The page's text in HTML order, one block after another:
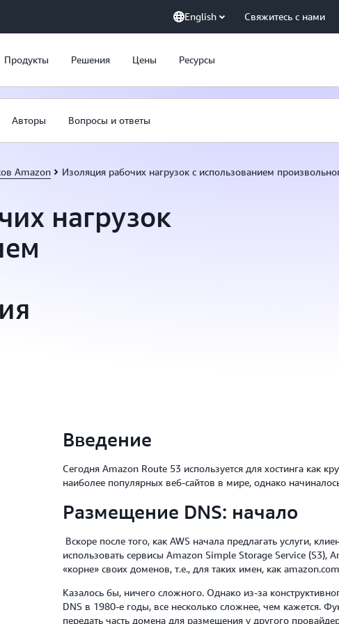
English Свяжитесь с нами
Продукты Решения Цены Ресурсы
Авторы Вопросы и ответы
Amazon Изоляция рабочих нагрузок с использованием
нагрузок
Введение
Сегодня Amazon Route 53 используется для хостинга как
наиболее популярных веб-сайтов в мире, однако
Размещение DNS: начало
Вскоре после того, как AWS начала предлагать услуги,
использовать сервисы Amazon Simple Storage Service (S3),
«корне» своих доменов, т.е., для таких имен, как
Казалось бы, ничего сложного. Однако из-за
DNS в 1980-е годы, все несколько сложнее, чем кажется.
передать часть домена для размещения у другого